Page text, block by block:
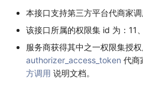
本接口支持第三方平台代商家调
该接口所属的权限集 id 为：11
服务商获得其中之一权限集授
authorizer_access_token 代商
方调用 说明文档。